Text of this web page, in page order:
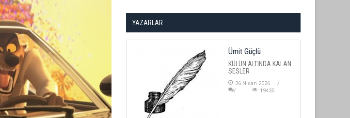
YAZARLAR
Ümit Güçlü
KÜLÜN ALTINDA KALAN
SESLER
26 Nisan 2026
19435